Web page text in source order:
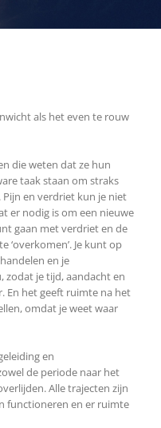
als het even te rouw
die weten dat ze hun
taak staan om straks
en verdriet kun je niet
er nodig is om een nieuwe
gaan met verdriet en de
‘overkomen’. Je kunt op
en je
zodat je tijd, aandacht en
En het geeft ruimte na het
omdat je weet waar
en
de periode naar het
Alle trajecten zijn
functioneren en er ruimte